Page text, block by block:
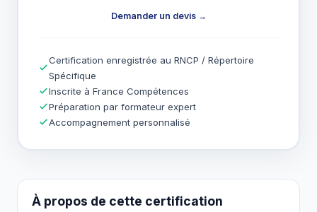
À propos de cette certification
Demander un devis →
Certification enregistrée au RNCP / Répertoire
Spécifique
Inscrite à France Compétences
Préparation par formateur expert
Accompagnement personnalisé